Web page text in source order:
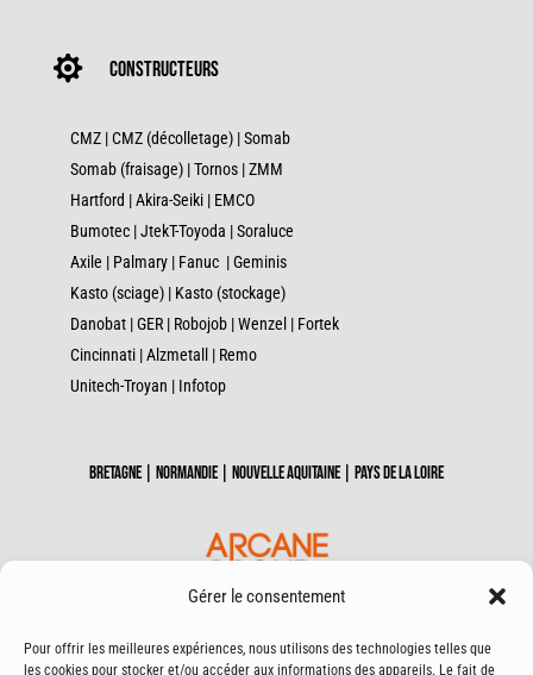
Gérer le consentement
Pour offrir les meilleures expériences, nous utilisons des technologies telles que
les cookies pour stocker et/ou accéder aux informations des appareils. Le fait de
 constructeurs
CMZ|CMZ (décolletage)|Somab
Somab (fraisage)|Tornos|ZMM
Hartford |Akira-Seiki| EMCO
Bumotec|JtekT-Toyoda |Soraluce
Axile | Palmary| Fanuc|Geminis
Kasto (sciage)| Kasto (stockage)
Danobat|GER| Robojob|Wenzel |Fortek
Cincinnati|Alzmetall | Remo
Unitech-Troyan | Infotop
Bretagne | Normandie | Nouvelle Aquitaine | Pays de la Loire